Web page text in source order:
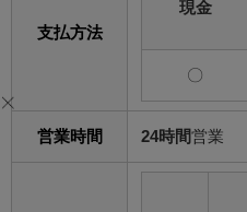
支払方法
現金
〇
営業時間 24時間営業